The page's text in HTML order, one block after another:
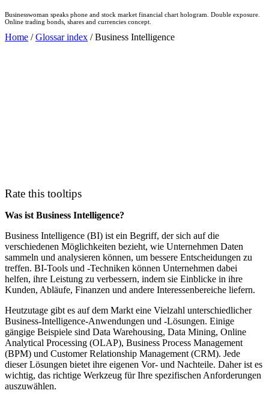
Businesswoman speaks phone and stock market financial chart hologram. Double exposure.
Online trading bonds, shares and currencies concept.
Home /Glossar index /Business Intelligence
Rate this tooltips
Was ist Business Intelligence?
Business Intelligence (BI) ist ein Begriff, der sich auf die
verschiedenen Möglichkeiten bezieht, wie Unternehmen Daten
sammeln und analysieren können, um bessere Entscheidungen zu
treffen. BI-Tools und -Techniken können Unternehmen dabei
helfen, ihre Leistung zu verbessern, indem sie Einblicke in ihre
Kunden, Abläufe, Finanzen und andere Interessenbereiche liefern.
Heutzutage gibt es auf dem Markt eine Vielzahl unterschiedlicher
Business-Intelligence-Anwendungen und -Lösungen. Einige
gängige Beispiele sind Data Warehousing, Data Mining, Online
Analytical Processing (OLAP), Business Process Management
(BPM) und Customer Relationship Management (CRM). Jede
dieser Lösungen bietet ihre eigenen Vor- und Nachteile. Daher ist es
wichtig, das richtige Werkzeug für Ihre spezifischen Anforderungen
auszuwählen.